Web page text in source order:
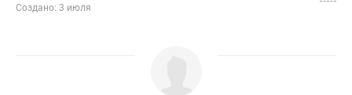
Создано: 3 июля